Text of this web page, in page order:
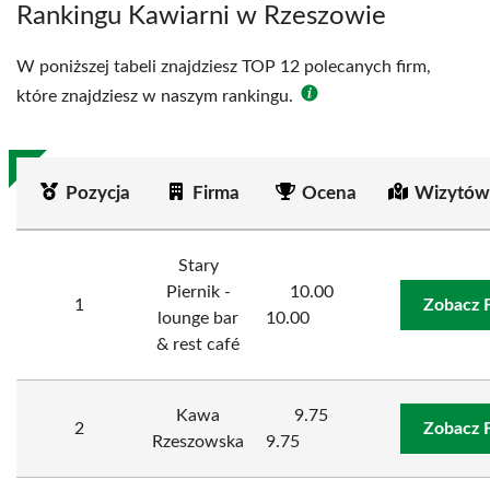
Rankingu Kawiarni w Rzeszowie
W poniższej tabeli znajdziesz TOP 12 polecanych firm,
które znajdziesz w naszym rankingu.
Pozycja Firma Ocena
1
Stary
Piernik -
lounge bar
& rest café
10.00
10.00
Zobacz
2
Kawa
Rzeszowska
9.75
9.75
Zobacz